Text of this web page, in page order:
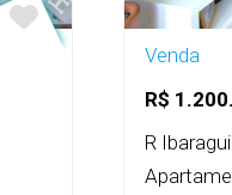
Venda
R$
R